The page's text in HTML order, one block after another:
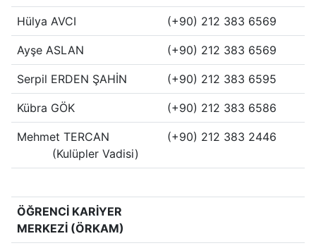
Hülya AVCI (+90) 212 383 6569
Ayşe ASLAN (+90) 212 383 6569
Serpil ERDEN ŞAHİN (+90) 212 383 6595
Kübra GÖK (+90) 212 383 6586
Mehmet TERCAN
(Kulüpler Vadisi)
(+90) 212 383 2446
ÖĞRENCİ KARİYER
MERKEZİ (ÖRKAM)